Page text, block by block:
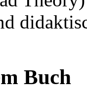
Buch